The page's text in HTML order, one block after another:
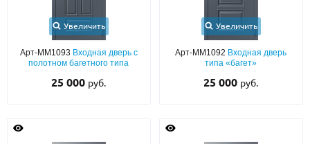
Увеличить
Арт-ММ1093 Входная дверь с
полотном багетного типа
25 000 руб.
Увеличить
Арт-ММ1092 Входная дверь
типа «багет»
25 000 руб.